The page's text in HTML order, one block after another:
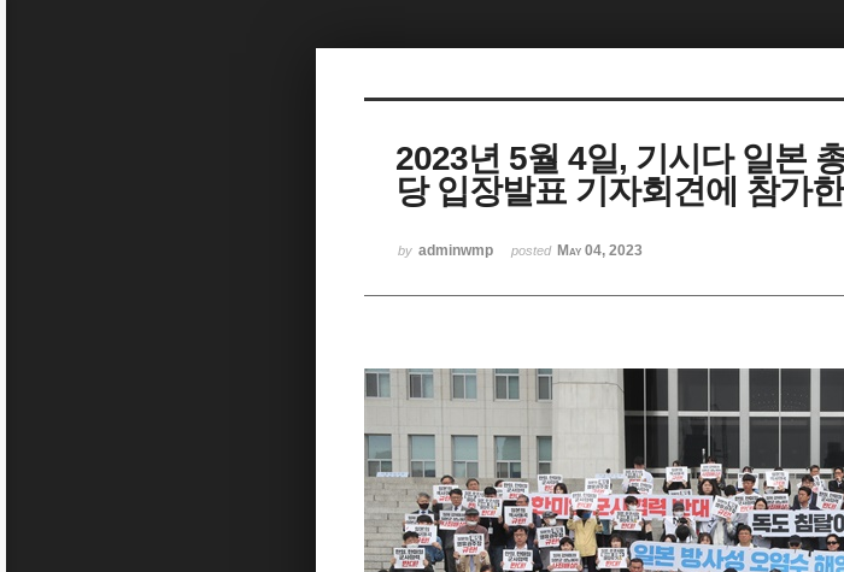
2023년 5월 4일, 기시다 일본
당 입장발표 기자회견에 참가
by adminwmp posted May 04, 2023
Sketchbook5, 스케치북5
Sketchbook5, 스케치북5